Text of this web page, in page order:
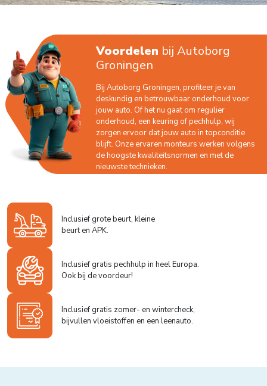
Voordelen bij Autoborg
Groningen
Bij Autoborg Groningen, profiteer je van
deskundig en betrouwbaar onderhoud voor
jouw auto. Of het nu gaat om regulier
onderhoud, een keuring of pechhulp, wij
zorgen ervoor dat jouw auto in topconditie
blijft. Onze ervaren monteurs werken volgens
de hoogste kwaliteitsnormen en met de
nieuwste technieken.
Inclusief grote beurt, kleine
beurt en APK.
Inclusief gratis pechhulp in heel Europa.
Ook bij de voordeur!
Inclusief gratis zomer- en wintercheck,
bijvullen vloeistoffen en een leenauto.